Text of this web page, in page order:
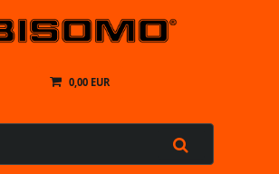
0,00 EUR